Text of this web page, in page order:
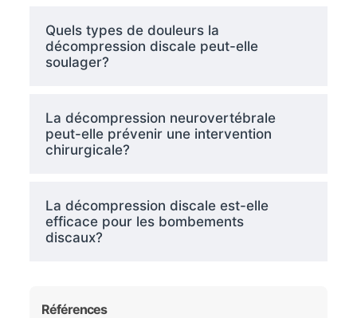
Quels types de douleurs la
décompression discale peut-elle
soulager?
La décompression neurovertébrale
peut-elle prévenir une intervention
chirurgicale?
La décompression discale est-elle
efficace pour les bombements
discaux?
Références